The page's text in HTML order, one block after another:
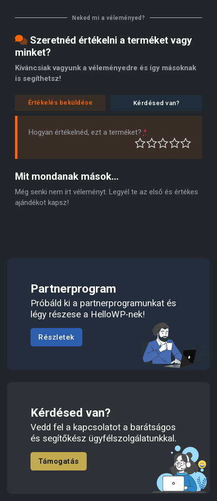
Neked mi a véleményed?
Szeretnéd értékelni a terméket vagy
minket?
Kíváncsiak vagyunk a véleményedre és így másoknak
is segíthetsz!
Értékelés beküldése Kérdésed van?
Hogyan értékelnéd, ezt a terméket? *
Mit mondanak mások...
Még senki nem írt véleményt. Legyél te az első és értékes
ajándékot kapsz!
Partnerprogram
Próbáld ki a partnerprogramunkat és
légy részese a HelloWP-nek!
Részletek
Kérdésed van?
Vedd fel a kapcsolatot a barátságos
és segítőkész ügyfélszolgálatunkkal.
Támogatás